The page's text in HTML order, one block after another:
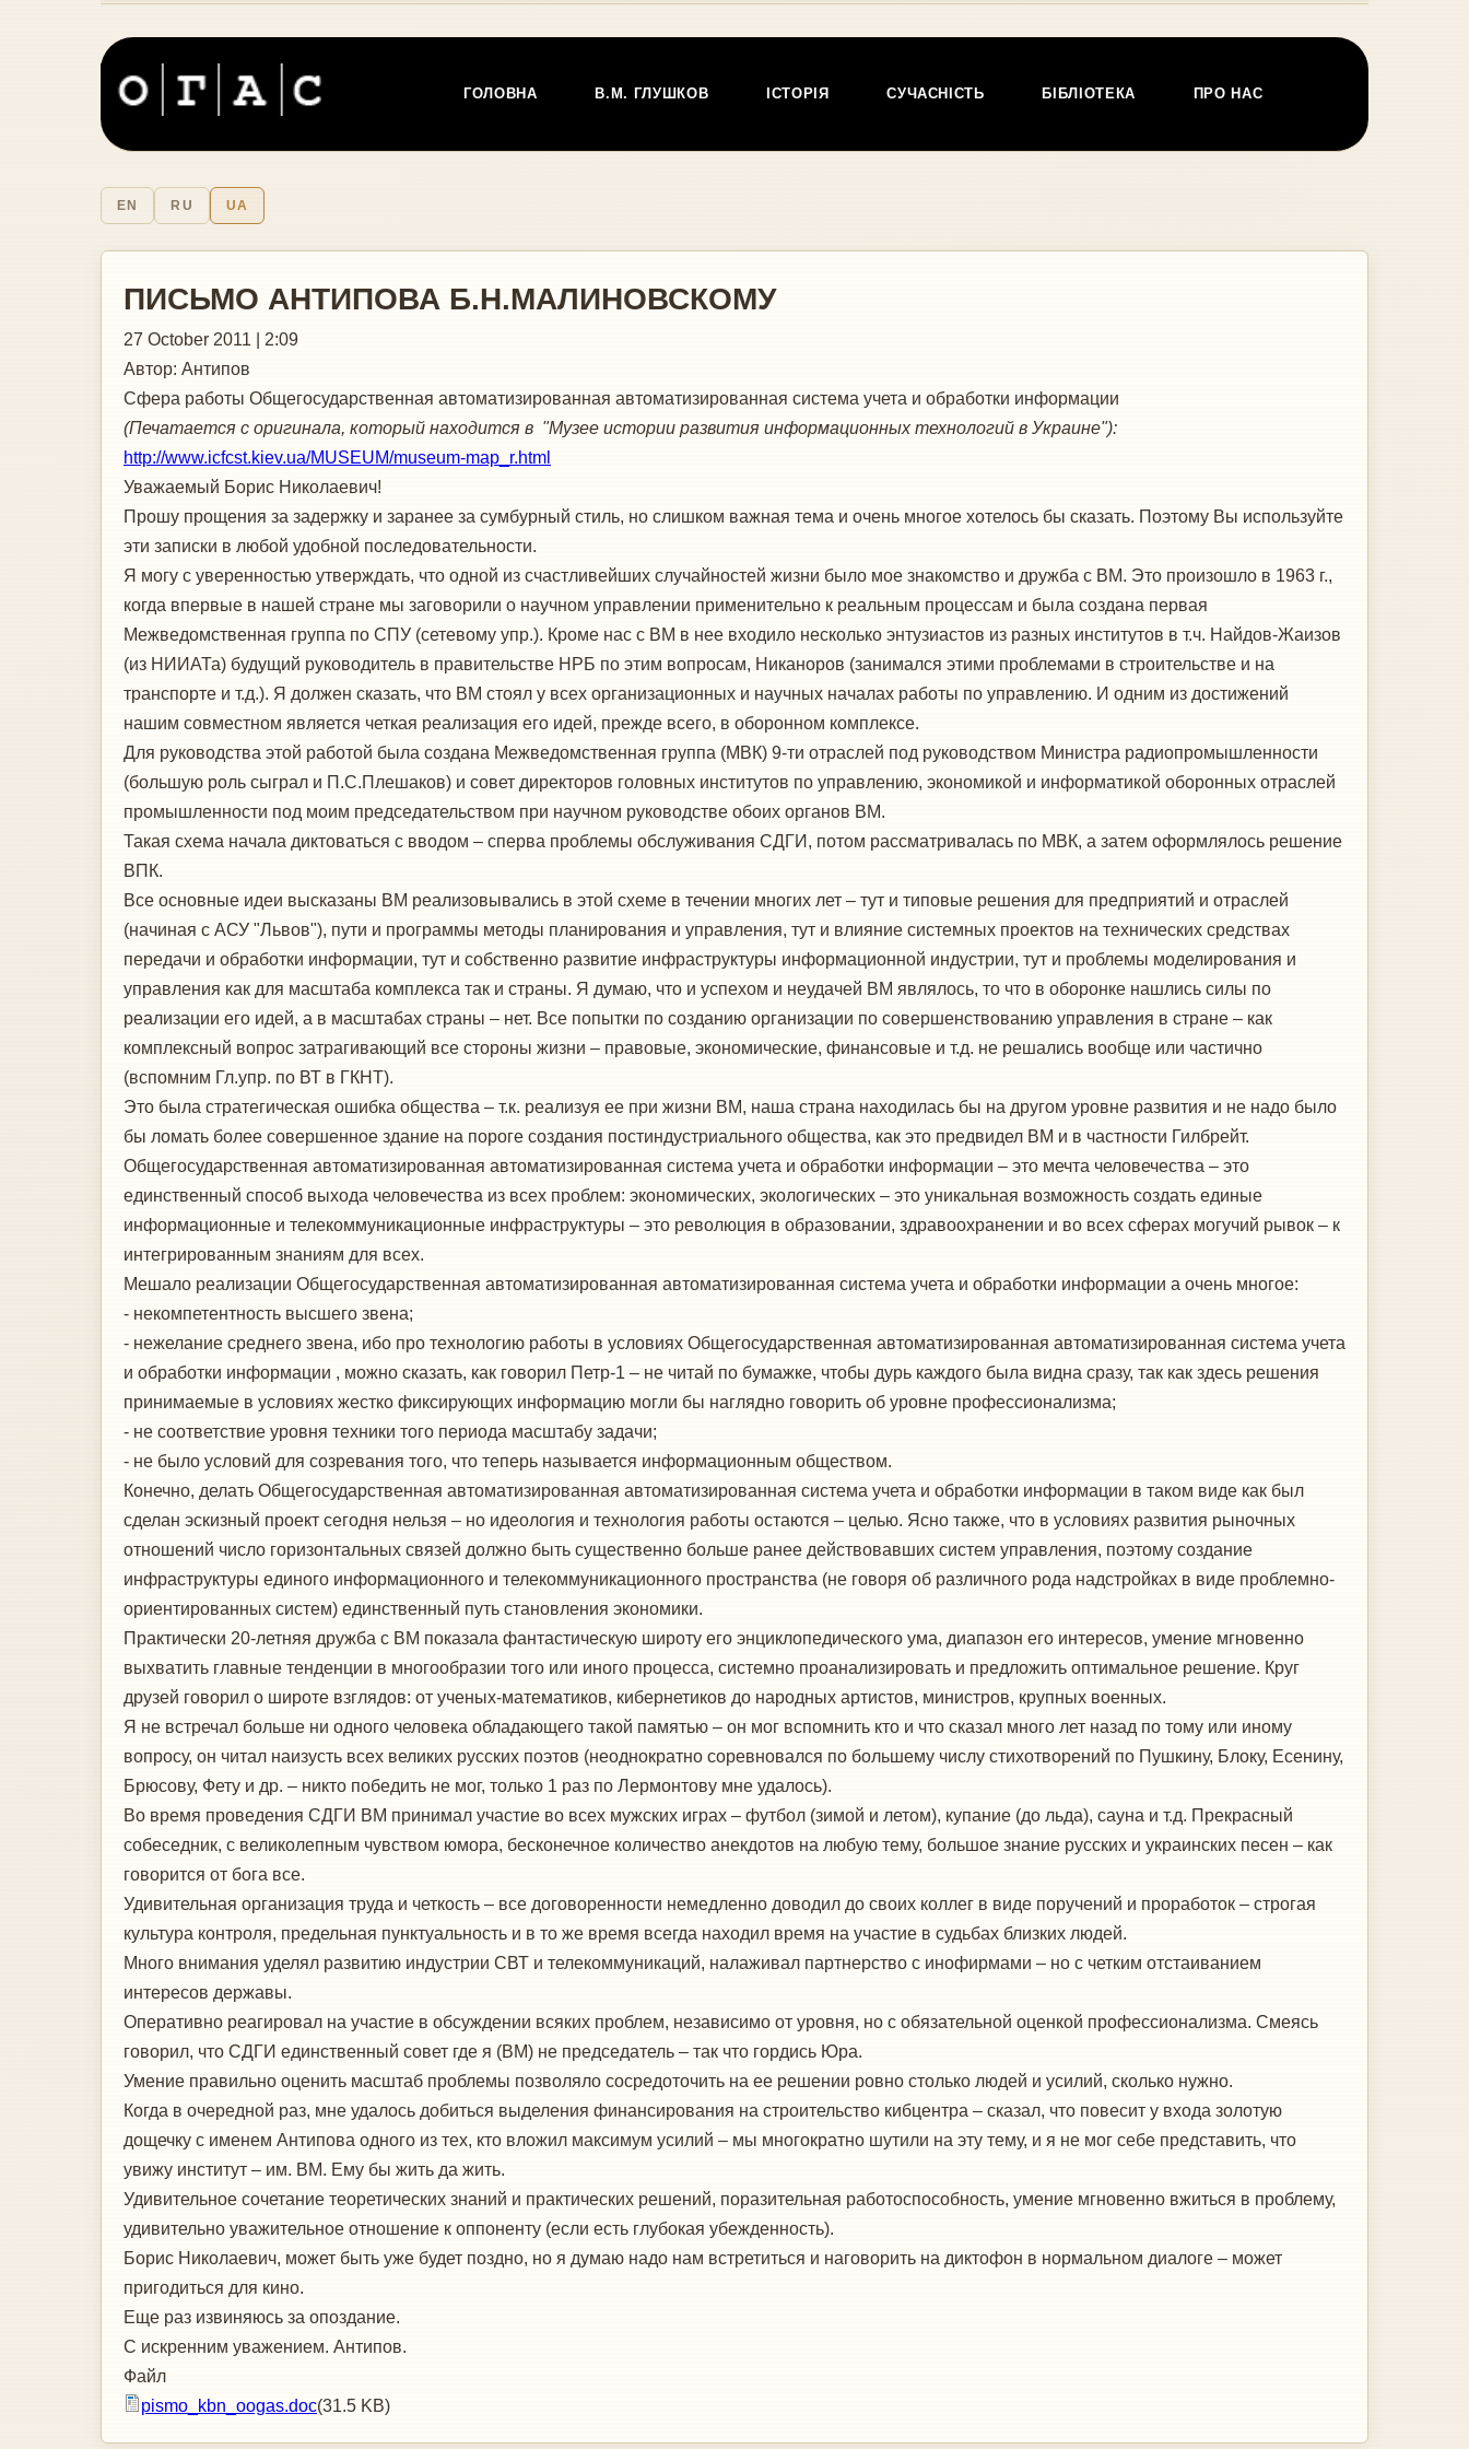
ГОЛОВНА В.М. ГЛУШКОВ ІСТОРІЯ СУЧАСНІСТЬ БІБЛІОТЕКА ПРО НАС
EN RU UA
ПИСЬМО АНТИПОВА Б.Н.МАЛИНОВСКОМУ
27 October 2011 | 2:09
Автор: Антипов
Сфера работы Общегосударственная автоматизированная автоматизированная система учета и обработки информации
(Печатается с оригинала, который находится в "Музее истории развития информационных технологий в Украине"):
http://www.icfcst.kiev.ua/MUSEUM/museum-map_r.html
Уважаемый Борис Николаевич!
Прошу прощения за задержку и заранее за сумбурный стиль, но слишком важная тема и очень многое хотелось бы сказать. Поэтому Вы используйте
эти записки в любой удобной последовательности.
Я могу с уверенностью утверждать, что одной из счастливейших случайностей жизни было мое знакомство и дружба с ВМ. Это произошло в 1963 г.,
когда впервые в нашей стране мы заговорили о научном управлении применительно к реальным процессам и была создана первая
Межведомственная группа по СПУ (сетевому упр.). Кроме нас с ВМ в нее входило несколько энтузиастов из разных институтов в т.ч. Найдов-Жаизов
(из НИИАТа) будущий руководитель в правительстве НРБ по этим вопросам, Никаноров (занимался этими проблемами в строительстве и на
транспорте и т.д.). Я должен сказать, что ВМ стоял у всех организационных и научных началах работы по управлению. И одним из достижений
нашим совместном является четкая реализация его идей, прежде всего, в оборонном комплексе.
Для руководства этой работой была создана Межведомственная группа (МВК) 9-ти отраслей под руководством Министра радиопромышленности
(большую роль сыграл и П.С.Плешаков) и совет директоров головных институтов по управлению, экономикой и информатикой оборонных отраслей
промышленности под моим председательством при научном руководстве обоих органов ВМ.
Такая схема начала диктоваться с вводом – сперва проблемы обслуживания СДГИ, потом рассматривалась по МВК, а затем оформлялось решение
ВПК.
Все основные идеи высказаны ВМ реализовывались в этой схеме в течении многих лет – тут и типовые решения для предприятий и отраслей
(начиная с АСУ "Львов"), пути и программы методы планирования и управления, тут и влияние системных проектов на технических средствах
передачи и обработки информации, тут и собственно развитие инфраструктуры информационной индустрии, тут и проблемы моделирования и
управления как для масштаба комплекса так и страны. Я думаю, что и успехом и неудачей ВМ являлось, то что в оборонке нашлись силы по
реализации его идей, а в масштабах страны – нет. Все попытки по созданию организации по совершенствованию управления в стране – как
комплексный вопрос затрагивающий все стороны жизни – правовые, экономические, финансовые и т.д. не решались вообще или частично
(вспомним Гл.упр. по ВТ в ГКНТ).
Это была стратегическая ошибка общества – т.к. реализуя ее при жизни ВМ, наша страна находилась бы на другом уровне развития и не надо было
бы ломать более совершенное здание на пороге создания постиндустриального общества, как это предвидел ВМ и в частности Гилбрейт.
Общегосударственная автоматизированная автоматизированная система учета и обработки информации – это мечта человечества – это
единственный способ выхода человечества из всех проблем: экономических, экологических – это уникальная возможность создать единые
информационные и телекоммуникационные инфраструктуры – это революция в образовании, здравоохранении и во всех сферах могучий рывок – к
интегрированным знаниям для всех.
Мешало реализации Общегосударственная автоматизированная автоматизированная система учета и обработки информации а очень многое:
- некомпетентность высшего звена;
- нежелание среднего звена, ибо про технологию работы в условиях Общегосударственная автоматизированная автоматизированная система учета
и обработки информации , можно сказать, как говорил Петр-1 – не читай по бумажке, чтобы дурь каждого была видна сразу, так как здесь решения
принимаемые в условиях жестко фиксирующих информацию могли бы наглядно говорить об уровне профессионализма;
- не соответствие уровня техники того периода масштабу задачи;
- не было условий для созревания того, что теперь называется информационным обществом.
Конечно, делать Общегосударственная автоматизированная автоматизированная система учета и обработки информации в таком виде как был
сделан эскизный проект сегодня нельзя – но идеология и технология работы остаются – целью. Ясно также, что в условиях развития рыночных
отношений число горизонтальных связей должно быть существенно больше ранее действовавших систем управления, поэтому создание
инфраструктуры единого информационного и телекоммуникационного пространства (не говоря об различного рода надстройках в виде проблемно-
ориентированных систем) единственный путь становления экономики.
Практически 20-летняя дружба с ВМ показала фантастическую широту его энциклопедического ума, диапазон его интересов, умение мгновенно
выхватить главные тенденции в многообразии того или иного процесса, системно проанализировать и предложить оптимальное решение. Круг
друзей говорил о широте взглядов: от ученых-математиков, кибернетиков до народных артистов, министров, крупных военных.
Я не встречал больше ни одного человека обладающего такой памятью – он мог вспомнить кто и что сказал много лет назад по тому или иному
вопросу, он читал наизусть всех великих русских поэтов (неоднократно соревновался по большему числу стихотворений по Пушкину, Блоку, Есенину,
Брюсову, Фету и др. – никто победить не мог, только 1 раз по Лермонтову мне удалось).
Во время проведения СДГИ ВМ принимал участие во всех мужских играх – футбол (зимой и летом), купание (до льда), сауна и т.д. Прекрасный
собеседник, с великолепным чувством юмора, бесконечное количество анекдотов на любую тему, большое знание русских и украинских песен – как
говорится от бога все.
Удивительная организация труда и четкость – все договоренности немедленно доводил до своих коллег в виде поручений и проработок – строгая
культура контроля, предельная пунктуальность и в то же время всегда находил время на участие в судьбах близких людей.
Много внимания уделял развитию индустрии СВТ и телекоммуникаций, налаживал партнерство с инофирмами – но с четким отстаиванием
интересов державы.
Оперативно реагировал на участие в обсуждении всяких проблем, независимо от уровня, но с обязательной оценкой профессионализма. Смеясь
говорил, что СДГИ единственный совет где я (ВМ) не председатель – так что гордись Юра.
Умение правильно оценить масштаб проблемы позволяло сосредоточить на ее решении ровно столько людей и усилий, сколько нужно.
Когда в очередной раз, мне удалось добиться выделения финансирования на строительство кибцентра – сказал, что повесит у входа золотую
дощечку с именем Антипова одного из тех, кто вложил максимум усилий – мы многократно шутили на эту тему, и я не мог себе представить, что
увижу институт – им. ВМ. Ему бы жить да жить.
Удивительное сочетание теоретических знаний и практических решений, поразительная работоспособность, умение мгновенно вжиться в проблему,
удивительно уважительное отношение к оппоненту (если есть глубокая убежденность).
Борис Николаевич, может быть уже будет поздно, но я думаю надо нам встретиться и наговорить на диктофон в нормальном диалоге – может
пригодиться для кино.
Еще раз извиняюсь за опоздание.
С искренним уважением. Антипов.
Файл
pismo_kbn_oogas.doc(31.5 KB)